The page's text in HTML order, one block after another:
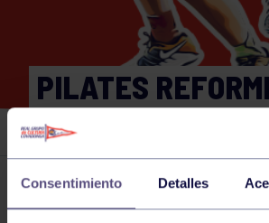
Consentimiento Detalles
PILATES
12:00. GRUPO